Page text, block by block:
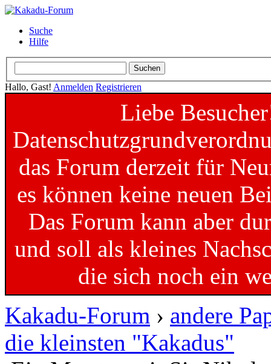
Suche
Hilfe
Hallo, Gast! Anmelden Registrieren
Liebe
das Forum derzeit für
es können keine neuen
Das Forum kann aber
und soll als kleines
die sich noch ein
Kakadu-Forum › andere
die kleinsten "Kakadus"